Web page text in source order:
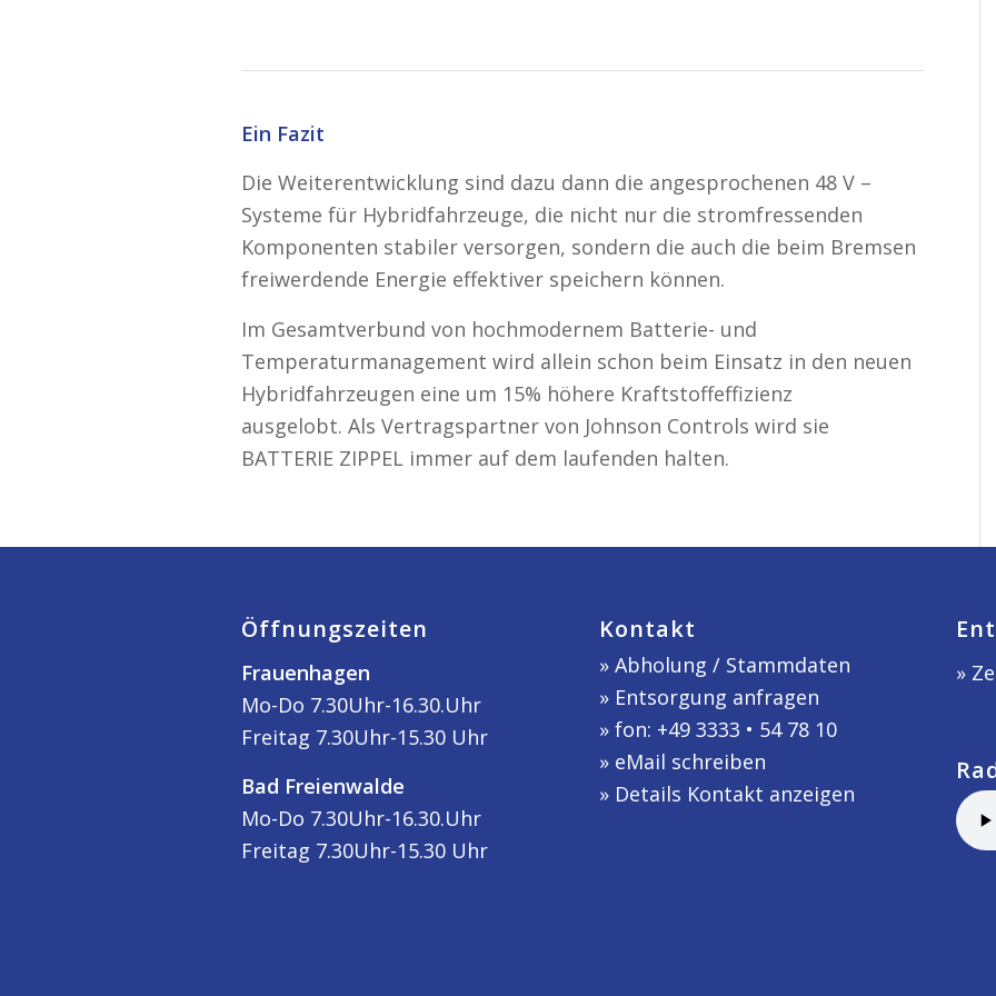
Ein Fazit
Die Weiterentwicklung sind dazu dann die angesprochenen 48 V –
Systeme für Hybridfahrzeuge, die nicht nur die stromfressenden
Komponenten stabiler versorgen, sondern die auch die beim Bremsen
freiwerdende Energie effektiver speichern können.
Im Gesamtverbund von hochmodernem Batterie- und
Temperaturmanagement wird allein schon beim Einsatz in den neuen
Hybridfahrzeugen eine um 15% höhere Kraftstoffeffizienz
ausgelobt. Als Vertragspartner von Johnson Controls wird sie
BATTERIE ZIPPEL immer auf dem laufenden halten.
Öffnungszeiten
Frauenhagen
Mo-Do 7.30Uhr-16.30.Uhr
Freitag 7.30Uhr-15.30 Uhr
Bad Freienwalde
Mo-Do 7.30Uhr-16.30.Uhr
Freitag 7.30Uhr-15.30 Uhr
Kontakt
» Abholung / Stammdaten
» Entsorgung anfragen
» fon: +49 3333 • 54 78 10
» eMail schreiben
» Details Kontakt anzeigen
»